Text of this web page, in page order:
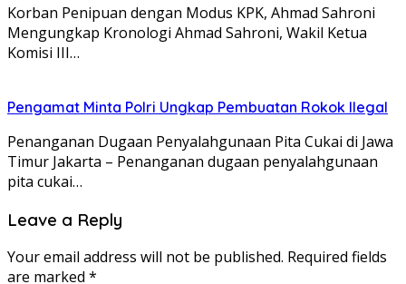
Korban Penipuan dengan Modus KPK, Ahmad Sahroni
Mengungkap Kronologi Ahmad Sahroni, Wakil Ketua
Komisi III…
Pengamat Minta Polri Ungkap Pembuatan Rokok Ilegal
Penanganan Dugaan Penyalahgunaan Pita Cukai di Jawa
Timur Jakarta – Penanganan dugaan penyalahgunaan
pita cukai…
Leave a Reply
Your email address will not be published. Required fields
are marked *